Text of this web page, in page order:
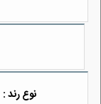
نوع رند :